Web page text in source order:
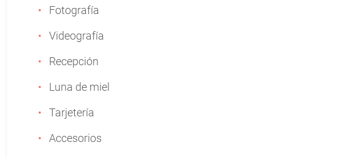
Fotografía
Videografía
Recepción
Luna de miel
Tarjetería
Accesorios